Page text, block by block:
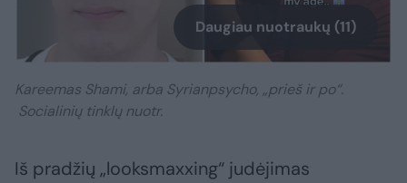
Daugiau nuotraukų (11)
Kareemas Shami, arba Syrianpsycho, „prieš ir po“.
Socialinių tinklų nuotr.
Iš pradžių „looksmaxxing“ judėjimas